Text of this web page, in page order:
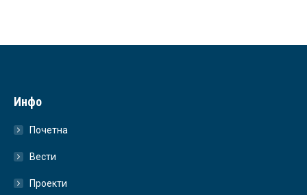
Инфо
Почетна
Вести
Проекти